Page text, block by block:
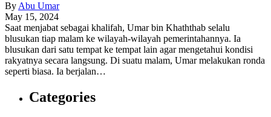
By Abu Umar
May 15, 2024
Saat menjabat sebagai khalifah, Umar bin Khaththab selalu
blusukan tiap malam ke wilayah-wilayah pemerintahannya. Ia
blusukan dari satu tempat ke tempat lain agar mengetahui kondisi
rakyatnya secara langsung. Di suatu malam, Umar melakukan ronda
seperti biasa. Ia berjalan…
Categories